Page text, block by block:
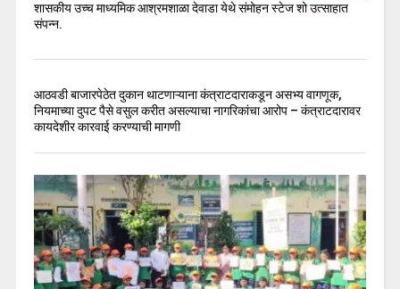
शासकीय उच्च माध्यमिक आश्रमशाळा देवाडा येथे संमोहन स्टेज शो उत्साहात
संपन्न.
आठवडी बाजारपेठेत दुकान थाटणाऱ्याना कंत्राटदाराकडून असभ्य वागणूक,
नियमाच्या दुपट पैसे वसुल करीत असल्याचा नागरिकांचा आरोप – कंत्राटदारावर
कायदेशीर कारवाई करण्याची मागणी